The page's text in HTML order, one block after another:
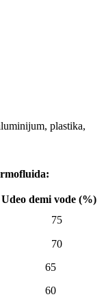
plastika,
Udeo demi vode (%)
75
70
65
60